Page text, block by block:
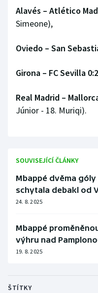
Plážový volejbal
Ragby
Rychlobruslení
Rychlostní kanoistika
Short track
Veslování
Volejbal
Alavés – Atlético
Simeone),
Oviedo – San
Girona – FC Sevilla 0:2
Real Madrid –
Júnior - 18. Muriqi).
SOUVISEJÍCÍ ČLÁNKY
Mbappé dvěma
schytala debakl od
24. 8. 2025
Mbappé
výhru nad
19. 8. 2025
ŠTÍTKY